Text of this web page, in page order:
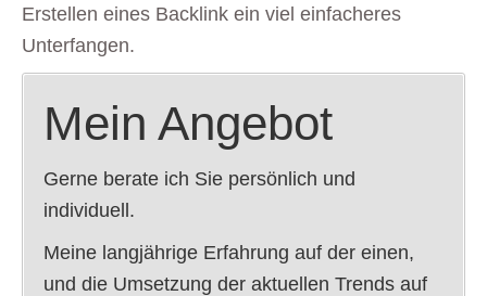
Erstellen eines Backlink ein viel einfacheres
Unterfangen.
Mein Angebot
Gerne berate ich Sie persönlich und
individuell.
Meine langjährige Erfahrung auf der einen,
und die Umsetzung der aktuellen Trends auf